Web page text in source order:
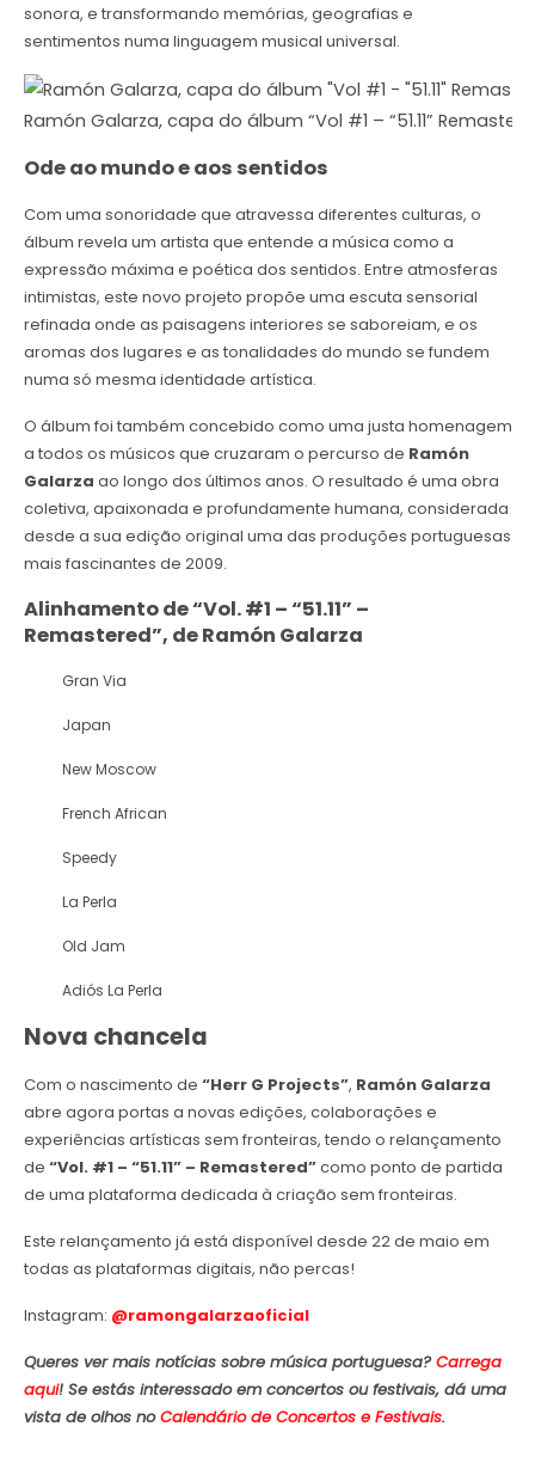
sonora, e transformando memórias, geografias e
sentimentos numa linguagem musical universal.
Ramón Galarza, capa do álbum “Vol #1 – “51.11”
Ode ao mundo e aos sentidos
Com uma sonoridade que atravessa diferentes culturas, o
álbum revela um artista que entende a música como a
expressão máxima e poética dos sentidos. Entre atmosferas
intimistas, este novo projeto propõe uma escuta sensorial
refinada onde as paisagens interiores se saboreiam, e os
aromas dos lugares e as tonalidades do mundo se fundem
numa só mesma identidade artística.
O álbum foi também concebido como uma justa homenagem
a todos os músicos que cruzaram o percurso de Ramón
Galarza ao longo dos últimos anos. O resultado é uma obra
coletiva, apaixonada e profundamente humana, considerada
desde a sua edição original uma das produções portuguesas
mais fascinantes de 2009.
Alinhamento de “Vol. #1 – “51.11” –
Remastered”, de Ramón Galarza
Gran Via
Japan
New Moscow
French African
Speedy
La Perla
Old Jam
Adiós La Perla
Nova chancela
Com o nascimento de “Herr G Projects”, Ramón Galarza
abre agora portas a novas edições, colaborações e
experiências artísticas sem fronteiras, tendo o relançamento
de “Vol. #1 – “51.11” – Remastered”como ponto de partida
de uma plataforma dedicada à criação sem fronteiras.
Este relançamento já está disponível desde 22 de maio em
todas as plataformas digitais, não percas!
Instagram: @ramongalarzaoficial
Queres ver mais notícias sobre música portuguesa?Carrega
aqui! Se estás interessado em concertos ou festivais, dá uma
vista de olhos noCalendário de Concertos e Festivais.